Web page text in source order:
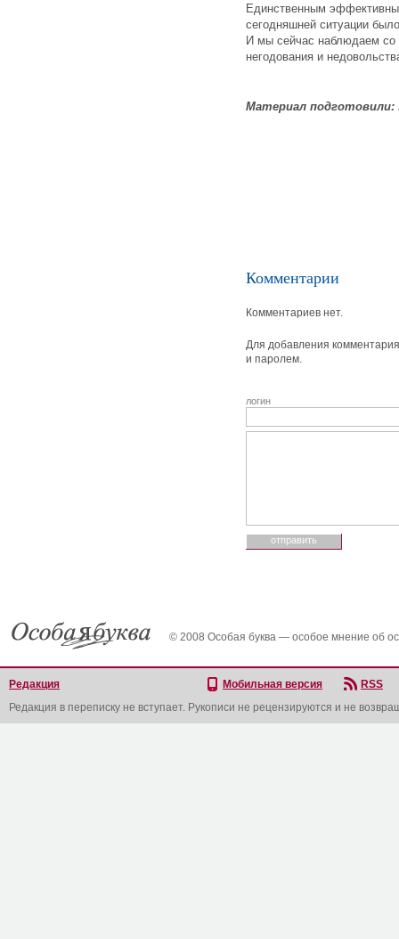
Единственным
сегодняшней ситуации
И мы сейчас наблюдаем со
негодования и
Материал подготовили:
Комментарии
Комментариев нет.
Для добавления
и паролем.
логин
© 2008 Особая буква — особое мнение об
Редакция Мобильная версия
RSS
Редакция в переписку не вступает. Рукописи не рецензируются и не